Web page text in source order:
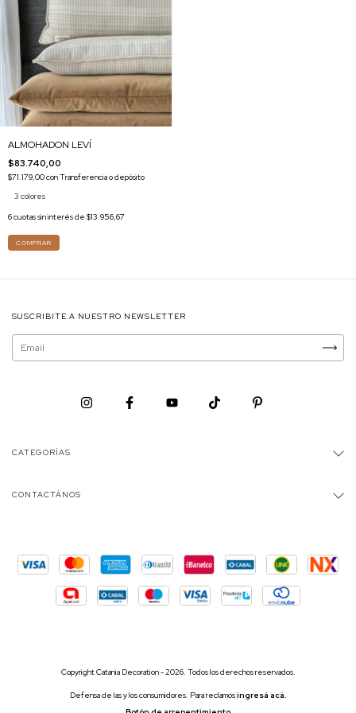
ALMOHADON LEVÍ
$83.740,00
$71.179,00conTransferencia o depósito
3 colores
6cuotas sin interés de $13.956,67
COMPRAR
SUSCRIBITE A NUESTRO NEWSLETTER
CATEGORÍAS
CONTACTÁNOS
Copyright Catania Decoration - 2026. Todos los derechos reservados.
Defensa de las y los consumidores. Para reclamosingresá acá.